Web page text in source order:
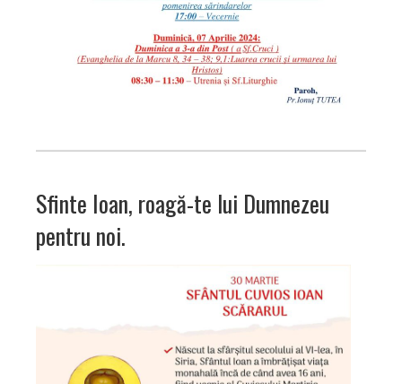
Sfinte Ioan, roagă-te lui Dumnezeu
pentru noi.